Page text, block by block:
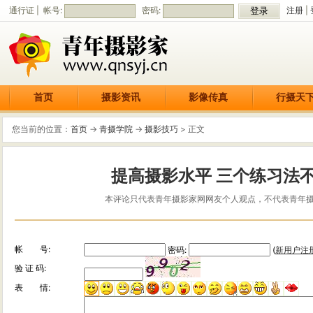
通行证 | 帐号: 密码: 注册
首页 摄影资讯 影像传真 行摄天
您当前的位置： 首页 -> 青摄学院 -> 摄影技巧 > 正文
提高摄影水平 三个练习法
本评论只代表青年摄影家网网友个人观点，不代表青年
帐 号: 密码: (新用户注
验 证 码:
表 情: